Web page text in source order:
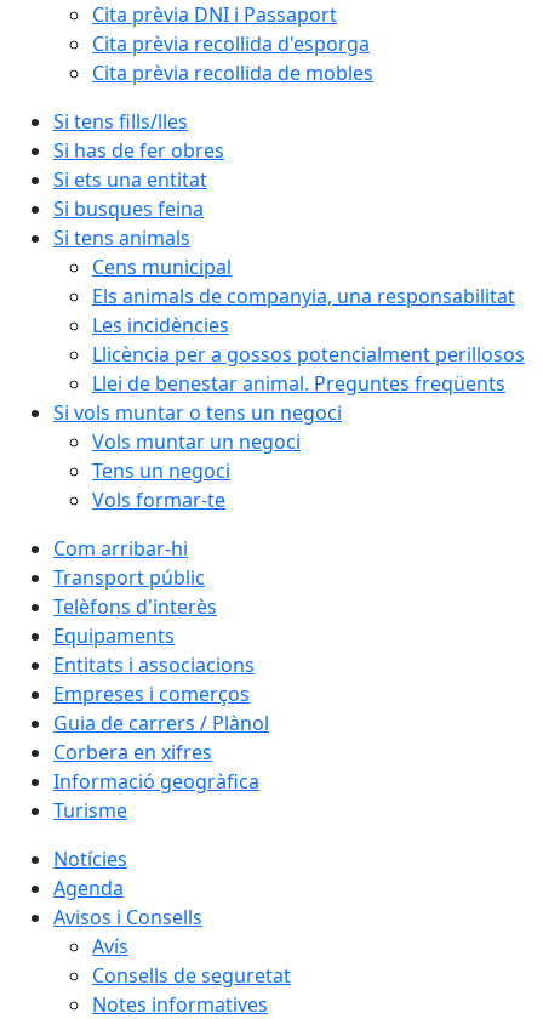
Cita prèvia DNI i Passaport
Cita prèvia recollida d'esporga
Cita prèvia recollida de mobles
Si tens fills/lles
Si has de fer obres
Si ets una entitat
Si busques feina
Si tens animals
Cens municipal
Els animals de companyia, una responsabilitat
Les incidències
Llicència per a gossos potencialment perillosos
Llei de benestar animal. Preguntes freqüents
Si vols muntar o tens un negoci
Vols muntar un negoci
Tens un negoci
Vols formar-te
Com arribar-hi
Transport públic
Telèfons d'interès
Equipaments
Entitats i associacions
Empreses i comerços
Guia de carrers / Plànol
Corbera en xifres
Informació geogràfica
Turisme
Notícies
Agenda
Avisos i Consells
Avís
Consells de seguretat
Notes informatives